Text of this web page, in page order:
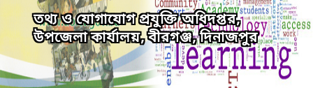
তথ্য ও যোগাযোগ প্রযুক্তি অধিদপ্তর,
উপজেলা কার্যালয়, বীরগঞ্জ, দিনাজপুর